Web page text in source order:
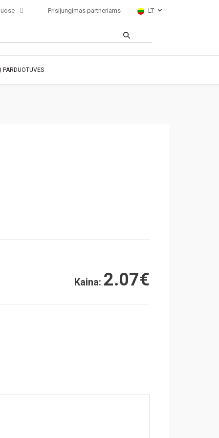
Prisijungimas partneriams LT
PARDUOTUVĖS
Kaina: 2.07€